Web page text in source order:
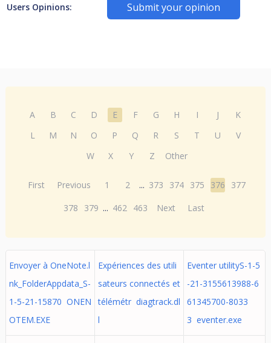
Users Opinions: Submit your opinion
A B C D E F G H I J
K
L
M N O P Q R S T U
V
W
X Y Z Other
First Previous 1 2 ... 373 374 375 376
377
378
379 ... 462 463 Next Last
Envoyer à OneNote.l
nk_FolderAppdata_S-
1-5-21-15870 ONEN
OTEM.EXE
Expériences des utili
sateurs connectés et
télémétr diagtrack.dl
l
Eventer utilityS-1-5
-21-3155613988-6
61345700-8033
3 eventer.exe